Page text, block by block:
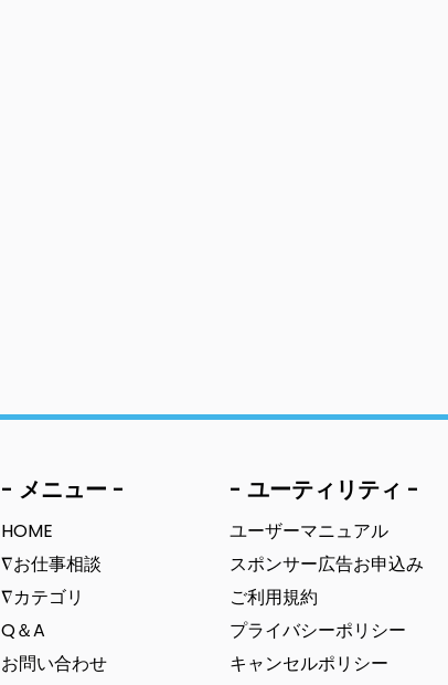
- メニュー -
HOME
∇お仕事相談
∇カテゴリ
Q＆A
お問い合わせ
- ユーティリティ -
ユーザーマニュアル
スポンサー広告お申込み
ご利用規約
プライバシーポリシー
キャンセルポリシー